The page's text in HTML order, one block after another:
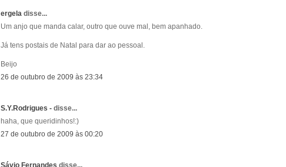
ergela disse...
Um anjo que manda calar, outro que ouve mal, bem apanhado.
Já tens postais de Natal para dar ao pessoal.
Beijo
26 de outubro de 2009 às 23:34
S.Y.Rodrigues - disse...
haha, que queridinhos!:)
27 de outubro de 2009 às 00:20
Sávio Fernandes disse...